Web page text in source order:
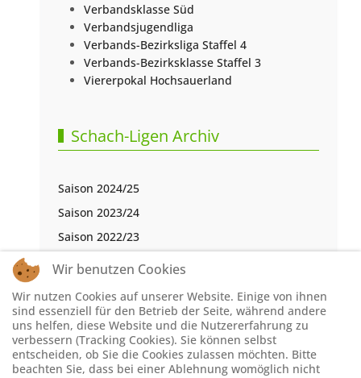
Verbandsklasse Süd
Verbandsjugendliga
Verbands-Bezirksliga Staffel 4
Verbands-Bezirksklasse Staffel 3
Viererpokal Hochsauerland
Schach-Ligen Archiv
Saison 2024/25
Saison 2023/24
Saison 2022/23
Saison 2021/22
Saison 2019/20
Saison 2018/19
Saison 2017/18
Wir benutzen Cookies
Wir nutzen Cookies auf unserer Website. Einige von ihnen
sind essenziell für den Betrieb der Seite, während andere
uns helfen, diese Website und die Nutzererfahrung zu
verbessern (Tracking Cookies). Sie können selbst
entscheiden, ob Sie die Cookies zulassen möchten. Bitte
beachten Sie, dass bei einer Ablehnung womöglich nicht